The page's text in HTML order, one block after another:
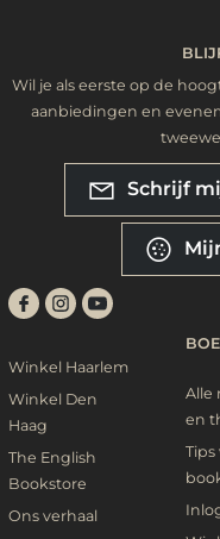
Wil je als eerste op de
aanbiedingen en
Schrijf
Winkel Haarlem
Winkel Den
Haag
The English
Bookstore
Ons verhaal
Alle
en
Tips